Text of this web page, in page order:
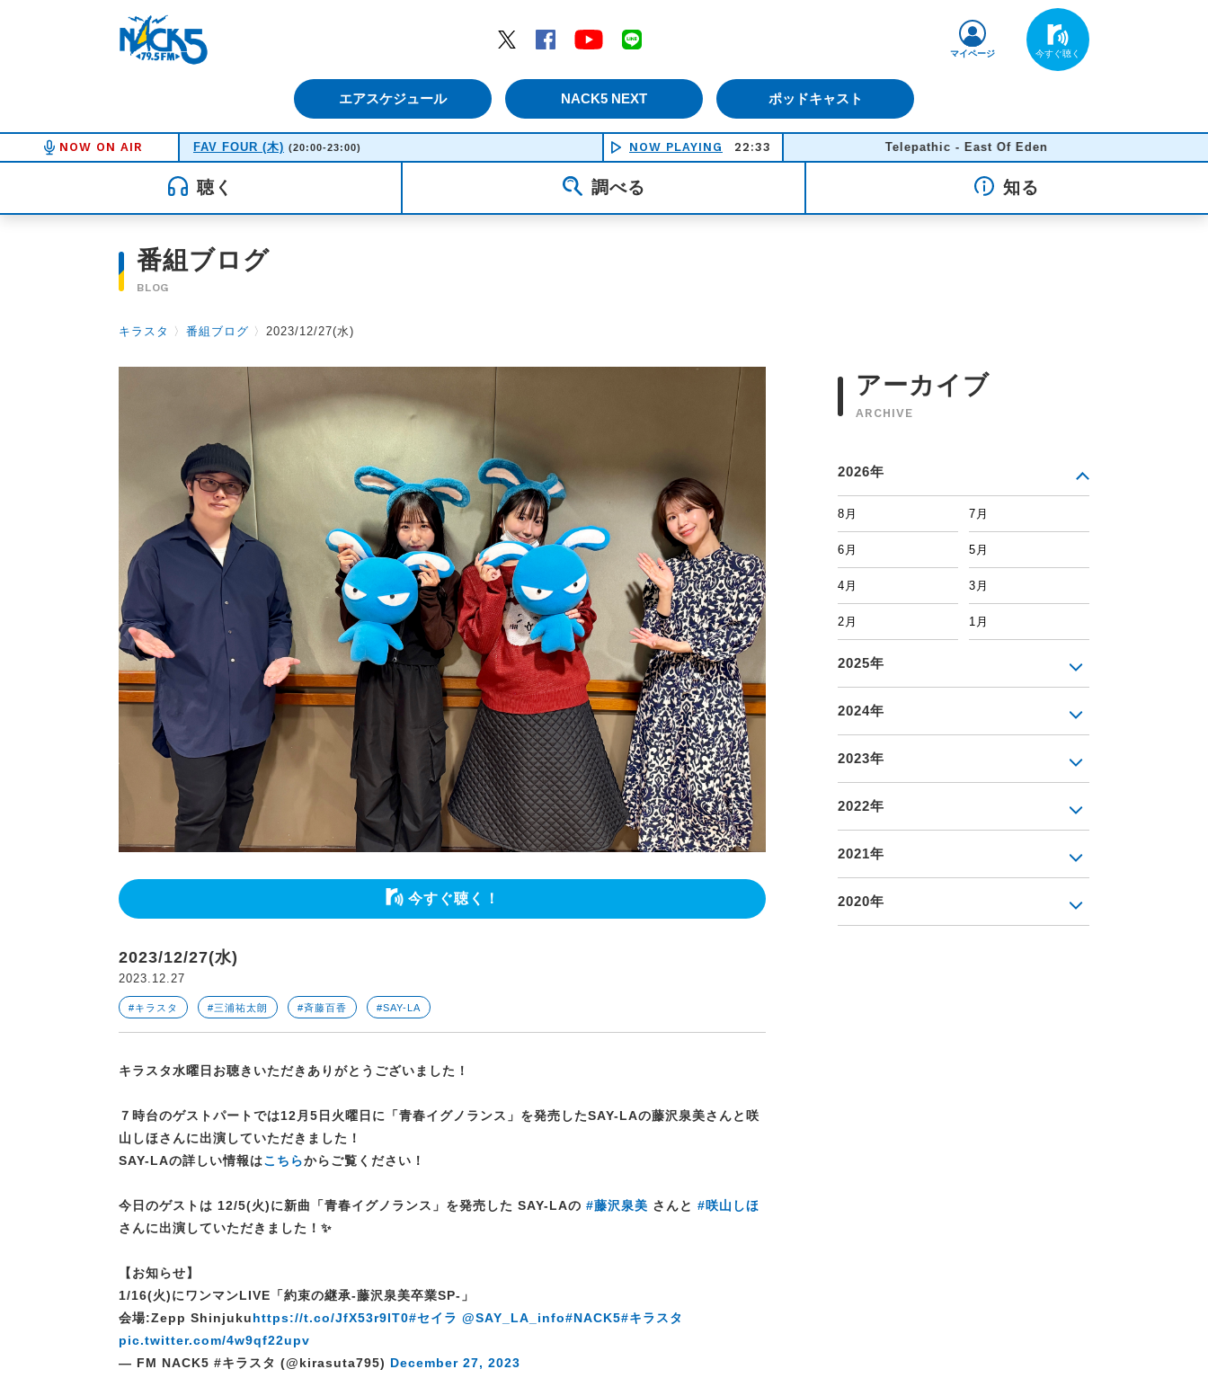
Twitter
Facebook YouTube
エアスケジュール NACK5 NEXT ポッドキャスト
マイページ
NOW ON AIR FAV FOUR (木) (20:00-23:00) NOW PLAYING 22:33 Telepathic - East Of Eden
聴く 調べる 知る
番組ブログ
BLOG
キラスタ 〉 番組ブログ 〉 2023/12/27(水)
今すぐ聴く！
2023/12/27(水)
2023.12.27
#キラスタ #三浦祐太朗 #斉藤百香 #SAY-LA
キラスタ水曜日お聴きいただきありがとうございました！
７時台のゲストパートでは12月5日火曜日に「青春イグノランス」を発売したSAY-LAの藤沢泉美さんと咲
山しほさんに出演していただきました！
SAY-LAの詳しい情報はこちらからご覧ください！
今日のゲストは 12/5(火)に新曲「青春イグノランス」を発売した SAY-LAの #藤沢泉美 さんと #咲山しほ
さんに出演していただきました！✨
【お知らせ】
1/16(火)にワンマンLIVE「約束の継承-藤沢泉美卒業SP-」
会場:Zepp Shinjukuhttps://t.co/JfX53r9lT0#セイラ @SAY_LA_info#NACK5#キラスタ
pic.twitter.com/4w9qf22upv
— FM NACK5 #キラスタ (@kirasuta795) December 27, 2023
アーカイブ
ARCHIVE
2026年
8月 7月
6月 5月
4月 3月
2月 1月
2025年
2024年
2023年
2022年
2021年
2020年